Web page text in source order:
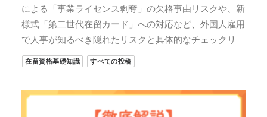
による「事業ライセンス剥奪」の欠格事由リスクや、新
様式「第二世代在留カード」への対応など、外国人雇用
で人事が知るべき隠れたリスクと具体的なチェックリ
在留資格基礎知識 すべての投稿